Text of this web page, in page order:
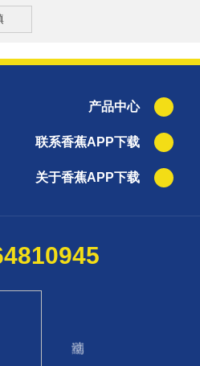
产品中心
联系香蕉APP下载
关于香蕉APP下载